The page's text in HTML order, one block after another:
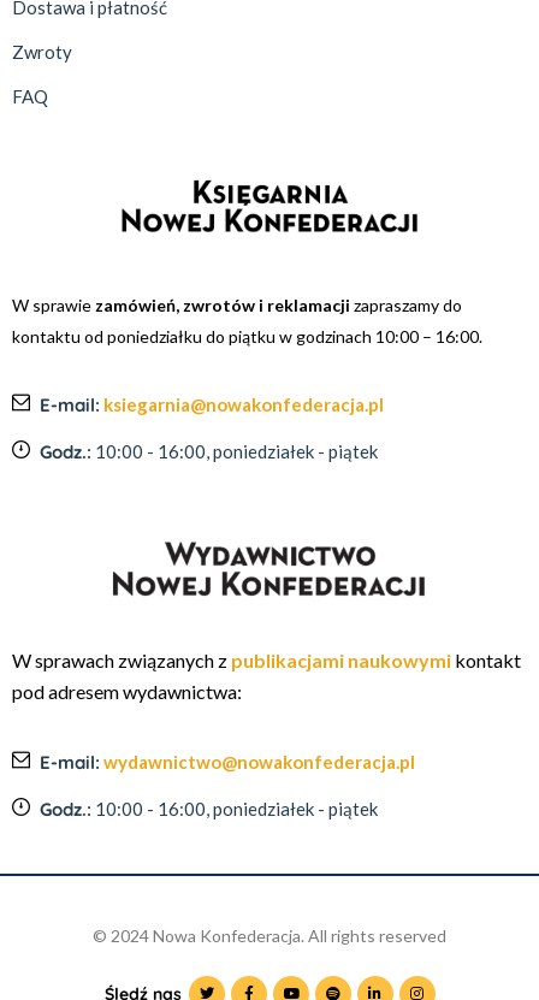
Dostawa i płatność
Zwroty
FAQ
W sprawie zamówień, zwrotów i reklamacji zapraszamy do
kontaktu od poniedziałku do piątku w godzinach 10:00 – 16:00.
E-mail: ksiegarnia@nowakonfederacja.pl
Godz.: 10:00 - 16:00, poniedziałek - piątek
W sprawach związanych z publikacjami naukowymi kontakt
pod adresem wydawnictwa:
E-mail: wydawnictwo@nowakonfederacja.pl
Godz.: 10:00 - 16:00, poniedziałek - piątek
© 2024 Nowa Konfederacja. All rights reserved
Śledź nas